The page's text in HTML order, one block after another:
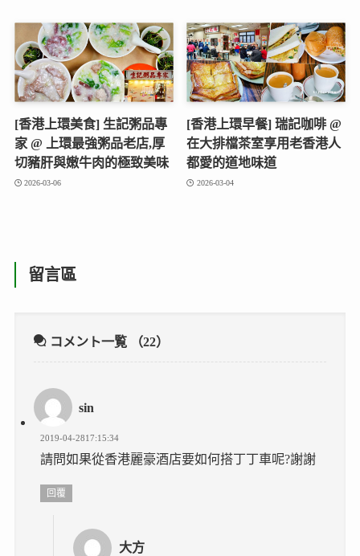
[香港上環美食] 生記粥品專
家 @ 上環最強粥品老店,厚
切豬肝與嫩牛肉的極致美味
2026-03-06
[香港上環早餐] 瑞記咖啡 @
在大排檔茶室享用老香港人
都愛的道地味道
2026-03-04
留言區
コメント一覧 （22）
sin
2019-04-2817:15:34
請問如果從香港麗豪酒店要如何搭丁丁車呢?謝謝
回覆
大方